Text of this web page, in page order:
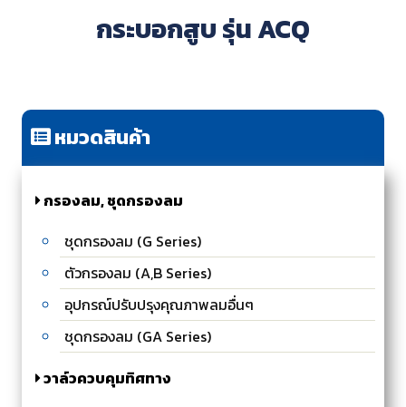
กระบอกสูบ รุ่น ACQ
หมวดสินค้า
กรองลม, ชุดกรองลม
ชุดกรองลม (G Series)
ตัวกรองลม (A,B Series)
อุปกรณ์ปรับปรุงคุณภาพลมอื่นๆ
ชุดกรองลม (GA Series)
วาล์วควบคุมทิศทาง